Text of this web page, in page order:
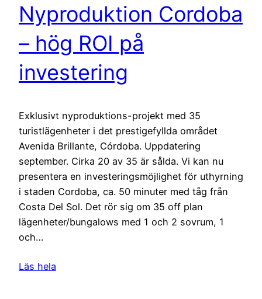
Nyproduktion Cordoba
– hög ROI på
investering
Exklusivt nyproduktions-projekt med 35
turistlägenheter i det prestigefyllda området
Avenida Brillante, Córdoba. Uppdatering
september. Cirka 20 av 35 är sålda. Vi kan nu
presentera en investeringsmöjlighet för uthyrning
i staden Cordoba, ca. 50 minuter med tåg från
Costa Del Sol. Det rör sig om 35 off plan
lägenheter/bungalows med 1 och 2 sovrum, 1
och…
Läs hela